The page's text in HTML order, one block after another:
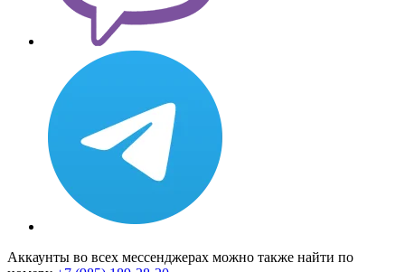
Аккаунты во всех мессенджерах можно также найти по